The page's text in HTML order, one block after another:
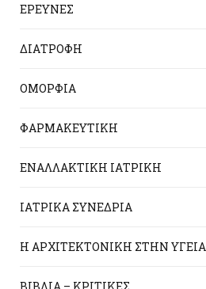
ΕΡΕΥΝΕΣ
ΔΙΑΤΡΟΦΗ
ΟΜΟΡΦΙΑ
ΦΑΡΜΑΚΕΥΤΙΚΗ
ΕΝΑΛΛΑΚΤΙΚΗ ΙΑΤΡΙΚΗ
ΙΑΤΡΙΚΑ ΣΥΝΕΔΡΙΑ
Η ΑΡΧΙΤΕΚΤΟΝΙΚΗ ΣΤΗΝ ΥΓΕΙΑ